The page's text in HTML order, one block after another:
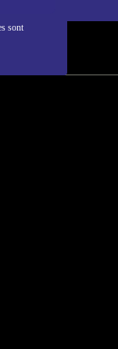
sont